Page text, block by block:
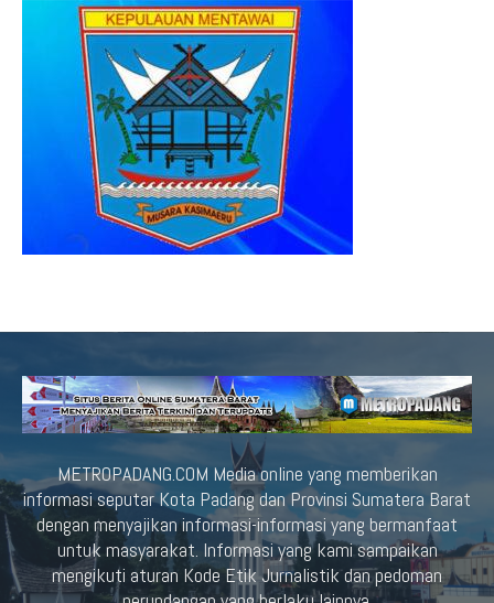
METROPADANG.COM Media online yang memberikan
informasi seputar Kota Padang dan Provinsi Sumatera Barat
dengan menyajikan informasi-informasi yang bermanfaat
untuk masyarakat. Informasi yang kami sampaikan
mengikuti aturan Kode Etik Jurnalistik dan pedoman